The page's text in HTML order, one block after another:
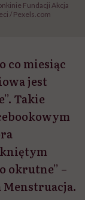
Fundacji Akcja
/ Pexels.com
co miesiąc
jest
Takie
okrutne” –
Menstruacja.